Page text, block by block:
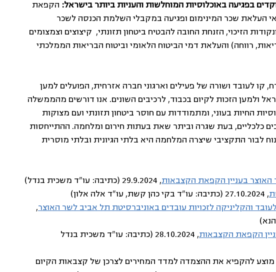
בפגיעה באוכלוסיות המוחלשות והעניות ביותר בישראל: הקפאת
העלאת שכר המינימום ופגיעה במקבלי השלמת הכנסה לשכר
הזיכוי, הזנחת החובה להבטיח ביטחון תזונתי,  קיצוצים וצמצומים
רווחה) והעלאת דמי הביטוח הלאומי וביטוח הבריאות הממלכתי
קו לעובד ושורה של פעילים וארגוני חברה אזרחית, הפועלים למען
ולמען הזכות לקיום בכבוד, לרכיבים השונים. אנו דורשים מהממשלה
החיות בעוני, ומתמודדות עם חוסר ביטחון תזונתי ועם מצוקות
כלכליים, בעת שגרה וביתר שאת בעתות חירום ומלחמה. ההתייחסות
לבור התקציבי שיצרה המלחמה היא בלתי הגיונית ובלתי מוסרית
האוצר בעניין הקפאת הקצבאות, 29.9.2024 (כתיבה: עו"ד משכית בנדל)
, 27.10.2024 (כתיבה: עו"ד בקי כהן קשת, עו"ד אלה אלון)
והקליניקה לזכויות עובדים באוניברסיטת תל אביב לשר האוצר,
הקפאת הקצבאות, 28.10.2024 (כתיבה: עו"ד משכית בנדל
מוצע להקפיא את ההצמדה למדד המחירים לצרכן של קצבאות הקיום